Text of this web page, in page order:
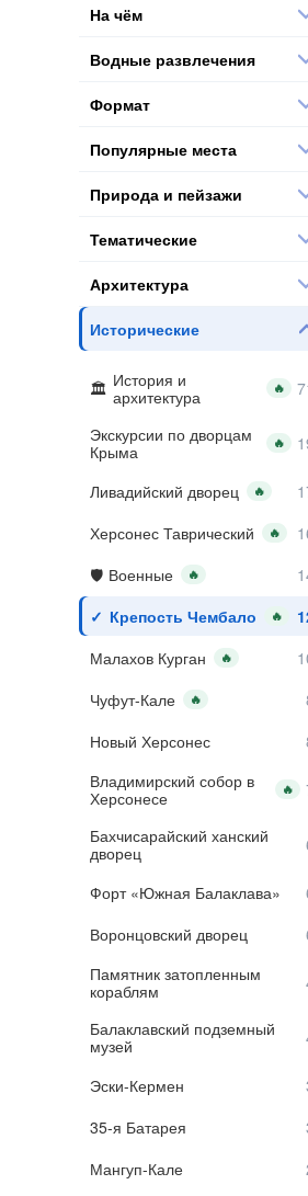
На чём
Водные развлечения
Формат
Популярные места
Природа и пейзажи
Тематические
Архитектура
Исторические
История и
архитектура
🔥
Экскурсии по дворцам
Крыма
🔥
Ливадийский дворец 🔥
Херсонес Таврический 🔥
Военные 🔥
Крепость Чембало 🔥
Малахов Курган 🔥
Чуфут-Кале 🔥
Новый Херсонес
Владимирский собор в
Херсонесе
🔥
Бахчисарайский ханский
дворец
Форт «Южная Балаклава»
Воронцовский дворец
Памятник затопленным
кораблям
Балаклавский подземный
музей
Эски-Кермен
35-я Батарея
Мангуп-Кале